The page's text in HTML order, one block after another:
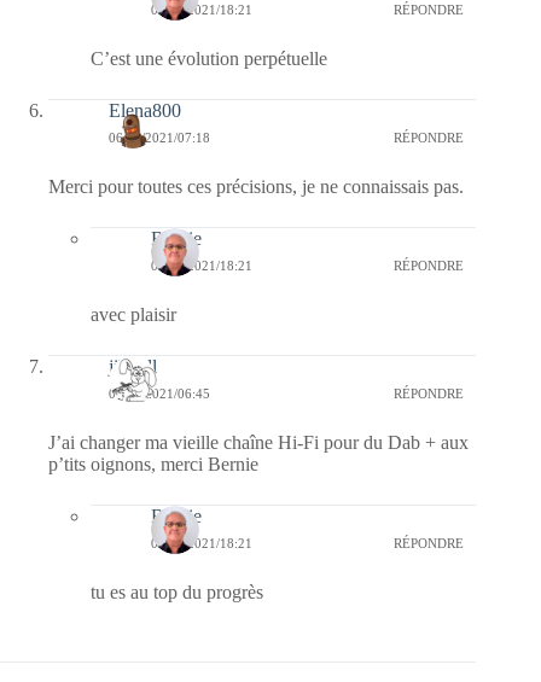
07/09/2021/18:21 RÉPONDRE
C’est une évolution perpétuelle
Elena800
06/09/2021/07:18 RÉPONDRE
Merci pour toutes ces précisions, je ne connaissais pas.
Bernie
07/09/2021/18:21 RÉPONDRE
avec plaisir
jill bill
06/09/2021/06:45 RÉPONDRE
J’ai changer ma vieille chaîne Hi-Fi pour du Dab + aux
p’tits oignons, merci Bernie
Bernie
07/09/2021/18:21 RÉPONDRE
tu es au top du progrès